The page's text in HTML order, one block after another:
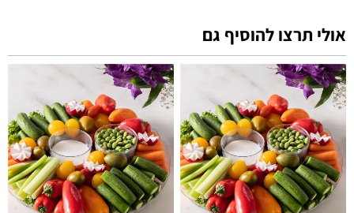
אולי תרצו להוסיף גם